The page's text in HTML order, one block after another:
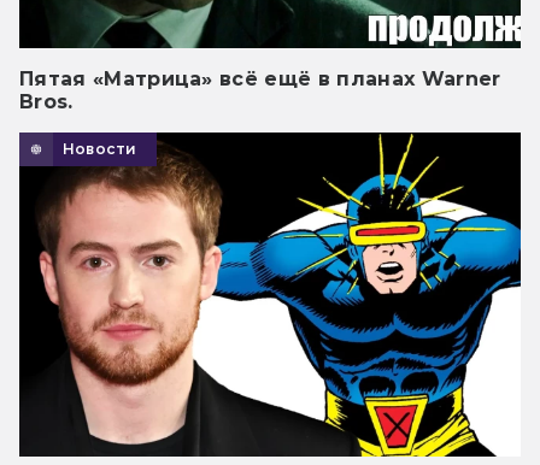
Пятая «Матрица» всё ещё в планах Warner
Bros.
Новости